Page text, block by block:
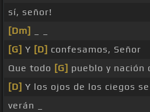
sí, señor!
[Dm]
[G] Y [D] confesamos, Señor
Que todo [G] pueblo y nación
[D] Y los ojos de los ciegos
verán _